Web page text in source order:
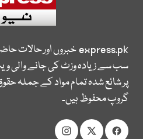
express.pkخبروں اور حالات
سب سے زیادہ وزٹ کی جانے والی
پر شائع شدہ تمام مواد کے جملہ
گروپ محفوظ ہیں۔